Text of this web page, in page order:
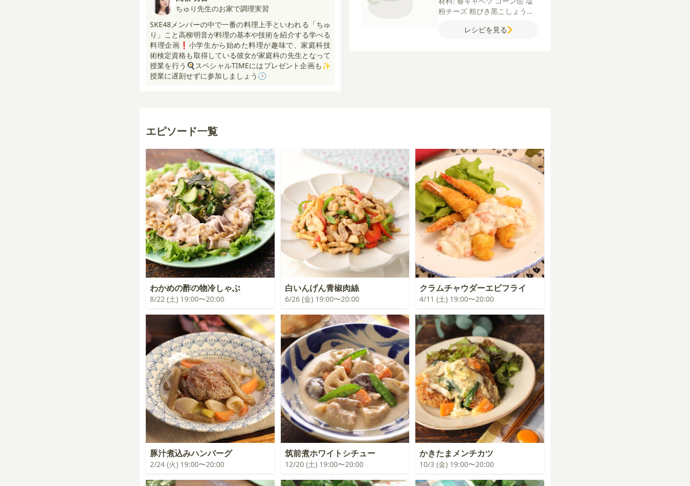
ちゅり先生のお家で調理実習
SKE48メンバーの中で一番の料理上手といわれる「ちゅ
り」こと高柳明音が料理の基本や技術を紹介する学べる
料理企画❗小学生から始めた料理が趣味で、家庭科技
術検定資格も取得している彼女が家庭科の先生となって
授業を行う🍳スペシャルTIMEにはプレゼント企画も✨
授業に遅刻せずに参加しましょう🕒
粉チーズ 粗びき黒こしょう
レモン汁おろしにんにく
レシピを見る
エピソード一覧
わかめの酢の物冷しゃぶ
8/22 (土) 19:00〜20:00
白いんげん青椒肉絲
6/26 (金) 19:00〜20:00
クラムチャウダーエビフライ
4/11 (土) 19:00〜20:00
豚汁煮込みハンバーグ
2/24 (火) 19:00〜20:00
筑前煮ホワイトシチュー
12/20 (土) 19:00〜20:00
かきたまメンチカツ
10/3 (金) 19:00〜20:00